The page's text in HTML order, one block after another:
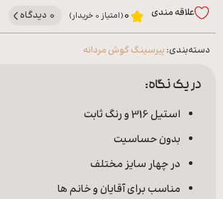
علاقه‌ مندی 0(امتیاز 0 خریدار) 0 دیدگاه
دسته‌بندی: پیرسینگ گوش مردانه
در یک نگاه:
استیل 316 و رنگ ثابت
بدون حساسیت
در چهار سایز مختلف
مناسب برای آقایان و خانم ها